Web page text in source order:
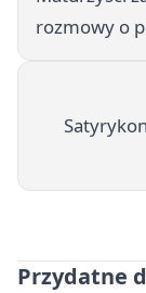
rozmowy o
Przydatne